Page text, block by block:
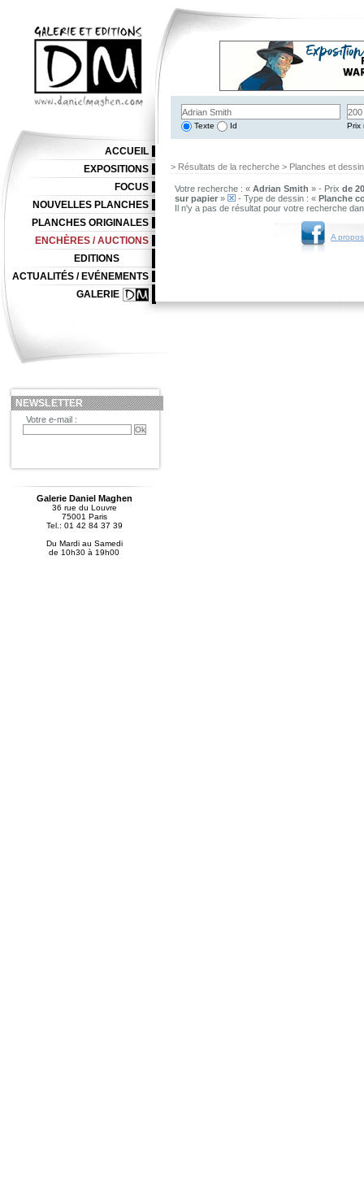
Texte Id Prix
> Résultats de la recherche > Planches et
Votre recherche : « Adrian Smith » - Prix de
sur papier » - Type de dessin : « Planche
Il n'y a pas de résultat pour votre recherche
A
ACCUEIL
EXPOSITIONS
FOCUS
NOUVELLES PLANCHES
PLANCHES ORIGINALES
ENCHÈRES / AUCTIONS
EDITIONS
ACTUALITÉS / EVÉNEMENTS
GALERIE
NEWSLETTER
Votre e-mail :
Galerie Daniel Maghen
36 rue du Louvre
75001 Paris
Tel.: 01 42 84 37 39
Du Mardi au Samedi
de 10h30 à 19h00